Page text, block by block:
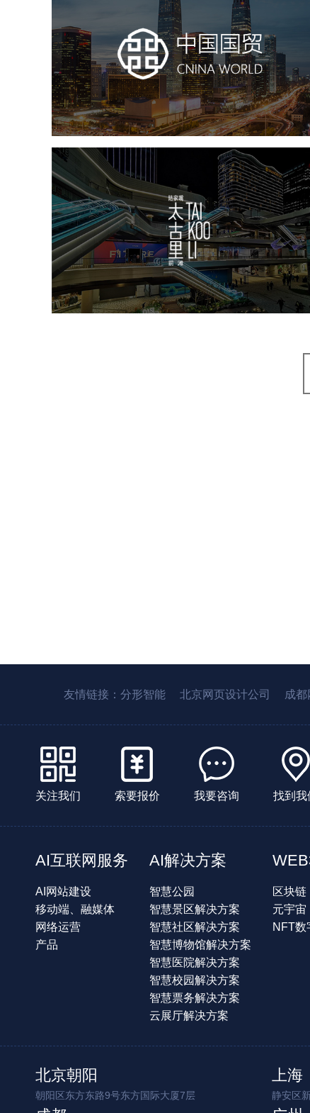
中国国贸
房地产 商业地产
地产网站建设
地产网站设计
网站建设 电商网站
前滩太古里
房地产 商业地产 地产网站建设 品牌官网
友情链接： 分形智能 北京网页设计公司 成
关注我们 索要报价 我要咨询 找到我
AI互联网服务
AI网站建设
移动端、融媒体
网络运营
产品
AI解决方案
智慧公园
智慧景区解决方案
智慧社区解决方案
智慧博物馆解决方案
智慧医院解决方案
智慧校园解决方案
智慧票务解决方案
云展厅解决方案
区块链
元宇宙
NFT数
北京朝阳
朝阳区东方东路9号东方国际大厦7层
上海
静安区